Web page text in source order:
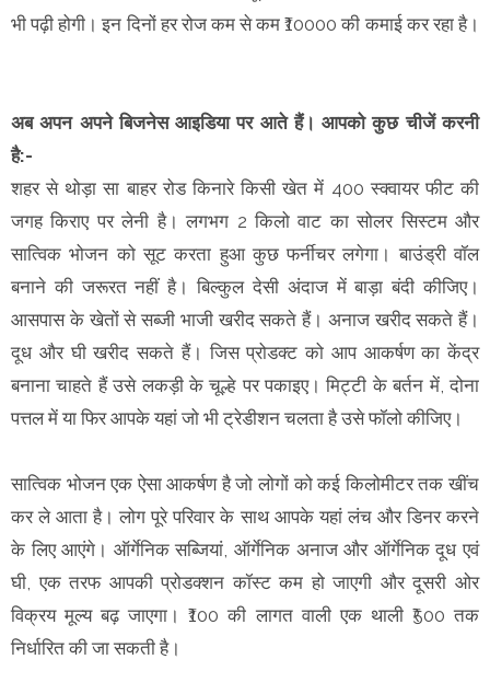
भी पढ़ी होगी। इन दिनों हर रोज कम से कम ₹10000 की कमाई कर रहा है।
अब अपन अपने बिजनेस आइडिया पर आते हैं। आपको कुछ चीजें करनी
है:-
शहर से थोड़ा सा बाहर रोड किनारे किसी खेत में 400 स्क्वायर फीट की
जगह किराए पर लेनी है। लगभग 2 किलो वाट का सोलर सिस्टम और
सात्विक भोजन को सूट करता हुआ कुछ फर्नीचर लगेगा। बाउंड्री वॉल
बनाने की जरूरत नहीं है। बिल्कुल देसी अंदाज में बाड़ा बंदी कीजिए।
आसपास के खेतों से सब्जी भाजी खरीद सकते हैं। अनाज खरीद सकते हैं।
दूध और घी खरीद सकते हैं। जिस प्रोडक्ट को आप आकर्षण का केंद्र
बनाना चाहते हैं उसे लकड़ी के चूल्हे पर पकाइए। मिट्टी के बर्तन में, दोना
पत्तल में या फिर आपके यहां जो भी ट्रेडीशन चलता है उसे फॉलो कीजिए।
सात्विक भोजन एक ऐसा आकर्षण है जो लोगों को कई किलोमीटर तक खींच
कर ले आता है। लोग पूरे परिवार के साथ आपके यहां लंच और डिनर करने
के लिए आएंगे। ऑर्गेनिक सब्जियां, ऑर्गेनिक अनाज और ऑर्गेनिक दूध एवं
घी, एक तरफ आपकी प्रोडक्शन कॉस्ट कम हो जाएगी और दूसरी ओर
विक्रय मूल्य बढ़ जाएगा। ₹100 की लागत वाली एक थाली ₹500 तक
निर्धारित की जा सकती है।